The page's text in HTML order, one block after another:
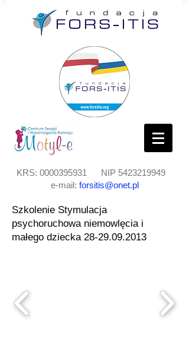
KRS: 0000395931 NIP 5423219949
e-mail: forsitis@onet.pl
Szkolenie Stymulacja
psychoruchowa niemowlęcia i
małego dziecka 28-29.09.2013